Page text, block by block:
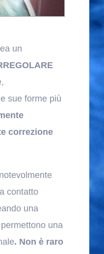
un
sue forme più
correzione
contatto
una
una
. Non è raro